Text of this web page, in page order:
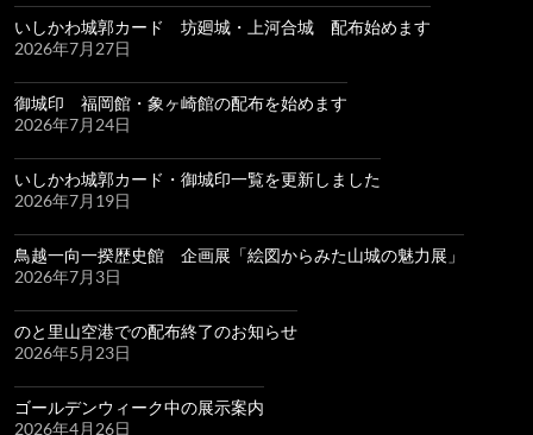
いしかわ城郭カード 坊廻城・上河合城 配布始めます
2026年7月27日
御城印 福岡館・象ヶ崎館の配布を始めます
2026年7月24日
いしかわ城郭カード・御城印一覧を更新しました
2026年7月19日
鳥越一向一揆歴史館 企画展「絵図からみた山城の魅力展」
2026年7月3日
のと里山空港での配布終了のお知らせ
2026年5月23日
ゴールデンウィーク中の展示案内
2026年4月26日